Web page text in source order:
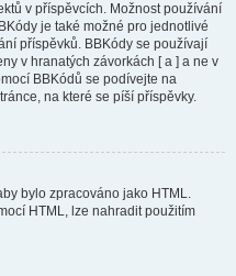
v příspěvcích. Možnost používání
je také možné pro jednotlivé
příspěvků. BBKódy se používají
v hranatých závorkách [ a ] a ne v
BBKódů se podívejte na
na které se píší příspěvky.
bylo zpracováno jako HTML.
HTML, lze nahradit použitím